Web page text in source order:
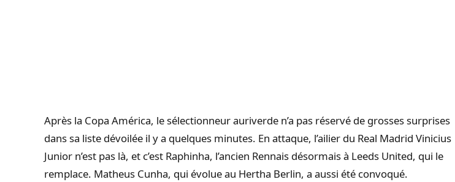
Après la Copa América, le sélectionneur auriverde n’a pas réservé de grosses surprises
dans sa liste dévoilée il y a quelques minutes. En attaque, l’ailier du Real Madrid Vinicius
Junior n’est pas là, et c’est Raphinha, l’ancien Rennais désormais à Leeds United, qui le
remplace. Matheus Cunha, qui évolue au Hertha Berlin, a aussi été convoqué.